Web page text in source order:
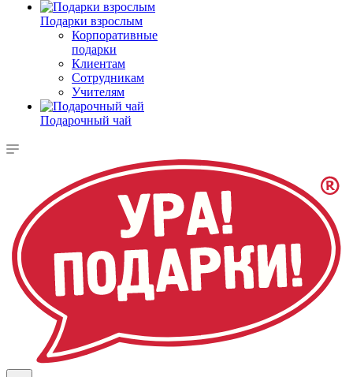
Подарки взрослым
Корпоративные
подарки
Клиентам
Сотрудникам
Учителям
Подарочный чай